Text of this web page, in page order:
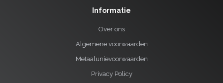
Informatie
Over ons
Algemene voorwaarden
Metaalunievoorwaarden
Privacy Policy